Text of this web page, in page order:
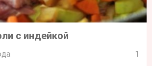
с индейкой
1